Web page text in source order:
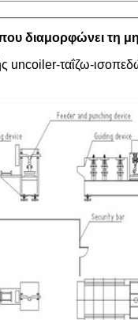
διαμορφώνει τη
uncoiler-ταΐζω-